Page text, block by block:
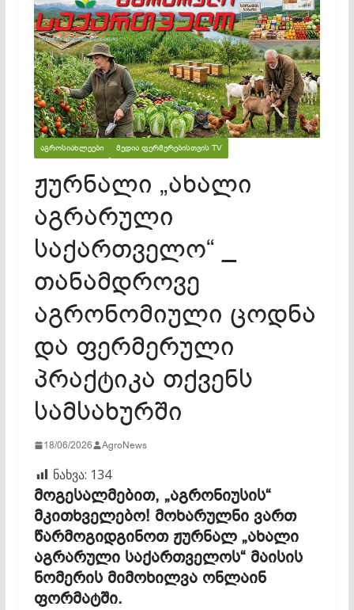
ᲐᲒᲠᲝᲡᲘᲐᲮᲚᲔᲔᲑᲘ ᲛᲔᲓᲘᲐ ᲤᲔᲠᲛᲔᲠᲔᲑᲘᲡᲗᲕᲘᲡ TV
ჟურნალი „ახალი
აგრარული
საქართველო“ _
თანამდროვე
აგრონომიული ცოდნა
და ფერმერული
პრაქტიკა თქვენს
სამსახურში
18/06/2026 AgroNews
ნახვა: 134
მოგესალმებით, „აგრონიუსის“
მკითხველებო! მოხარულნი ვართ
წარმოგიდგინოთ ჟურნალ „ახალი
აგრარული საქართველოს“ მაისის
ნომერის მიმოხილვა ონლაინ
ფორმატში.